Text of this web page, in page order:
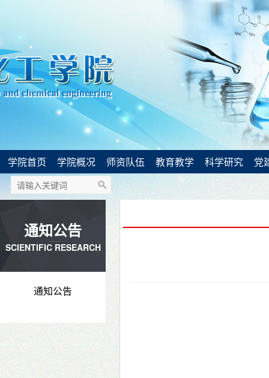
学院首页 学院概况 师资队伍 教育教学 科学研究 党
通知公告
SCIENTIFIC RESEARCH
通知公告